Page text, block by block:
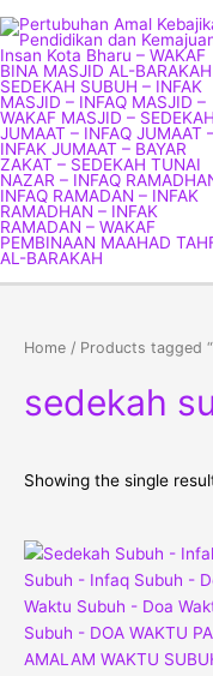
to
content
Home / Products tagged
sedekah
Showing the single